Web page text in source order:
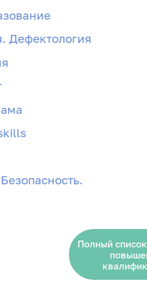
Дефектология
Безопасность.
Полный